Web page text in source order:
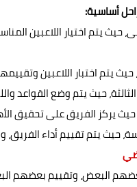
أساسية:
يتم اختيار اللاعبين
يتم اختبار اللاعبين
حيث يتم وضع القواعد
حيث يركز الفريق على تحقيق
حيث يتم تقييم أداء الفريق،
البعض، وتقييم بعضهم